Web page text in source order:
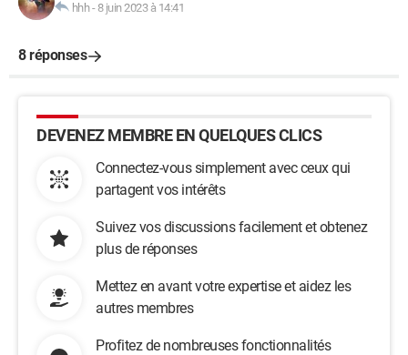
hhh- 8 juin 2023 à 14:41
8 réponses
DEVENEZ MEMBRE EN QUELQUES CLICS
Connectez-vous simplement avec ceux qui
partagent vos intérêts
Suivez vos discussions facilement et obtenez
plus de réponses
Mettez en avant votre expertise et aidez les
autres membres
Profitez de nombreuses fonctionnalités